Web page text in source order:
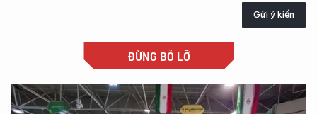
Gửi ý kiến
ĐỪNG BỎ LỠ